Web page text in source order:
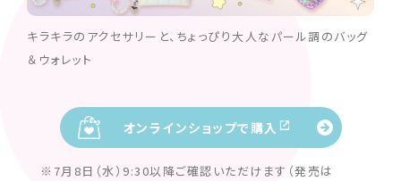
キラキラのアクセサリーと、ちょっぴり大人なパール調のバッグ
＆ウォレット
オンラインショップで購入
※7月8日（水）9:30以降ご確認いただけます（発売は